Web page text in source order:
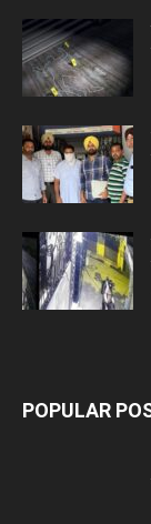
POPULAR